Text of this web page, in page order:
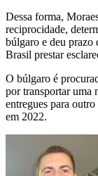
Dessa forma,
reciprocidade,
búlgaro e deu prazo
Brasil prestar
O búlgaro é
por transportar uma
entregues para
em 2022.